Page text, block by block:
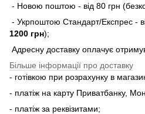
- Новою поштою - від 80 грн
- Укрпоштою Стандарт/Експрес -
1200 грн);
Адресну доставку оплачує
Більше інформації про доставку
- готівкою при розрахунку в
- платіж на карту Приватбанку,
- платіж за реквізитами;